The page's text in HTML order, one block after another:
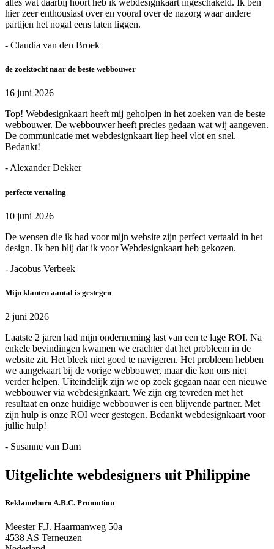
alles wat daarbij hoort heb ik webdesignkaart ingeschakeld. Ik ben
hier zeer enthousiast over en vooral over de nazorg waar andere
partijen het nogal eens laten liggen.
- Claudia van den Broek
de zoektocht naar de beste webbouwer
16 juni 2026
Top! Webdesignkaart heeft mij geholpen in het zoeken van de beste
webbouwer. De webbouwer heeft precies gedaan wat wij aangeven.
De communicatie met webdesignkaart liep heel vlot en snel.
Bedankt!
- Alexander Dekker
perfecte vertaling
10 juni 2026
De wensen die ik had voor mijn website zijn perfect vertaald in het
design. Ik ben blij dat ik voor Webdesignkaart heb gekozen.
- Jacobus Verbeek
Mijn klanten aantal is gestegen
2 juni 2026
Laatste 2 jaren had mijn onderneming last van een te lage ROI. Na
enkele bevindingen kwamen we erachter dat het probleem in de
website zit. Het bleek niet goed te navigeren. Het probleem hebben
we aangekaart bij de vorige webbouwer, maar die kon ons niet
verder helpen. Uiteindelijk zijn we op zoek gegaan naar een nieuwe
webbouwer via webdesignkaart. We zijn erg tevreden met het
resultaat en onze huidige webbouwer is een blijvende partner. Met
zijn hulp is onze ROI weer gestegen. Bedankt webdesignkaart voor
jullie hulp!
- Susanne van Dam
Uitgelichte webdesigners uit Philippine
Reklameburo A.B.C. Promotion
Meester F.J. Haarmanweg 50a
4538 AS Terneuzen